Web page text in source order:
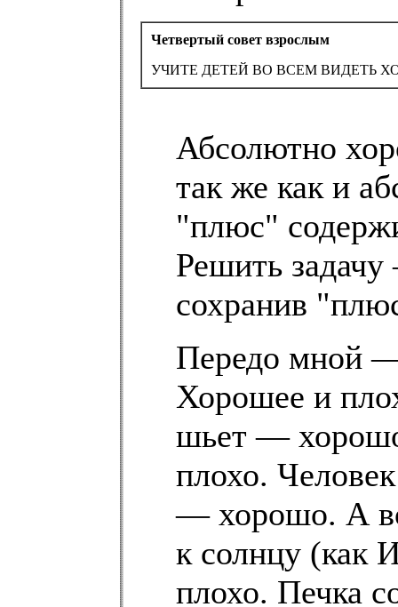
Четвертый совет взрослым
УЧИТЕ ДЕТЕЙ ВО ВСЕМ ВИДЕТЬ
Абсолютно
так же как и
"плюс"
Решить
сохранив
Передо мной —
Хорошее и
шьет —
плохо.
— хорошо. А
к солнцу (как
плохо. Печка